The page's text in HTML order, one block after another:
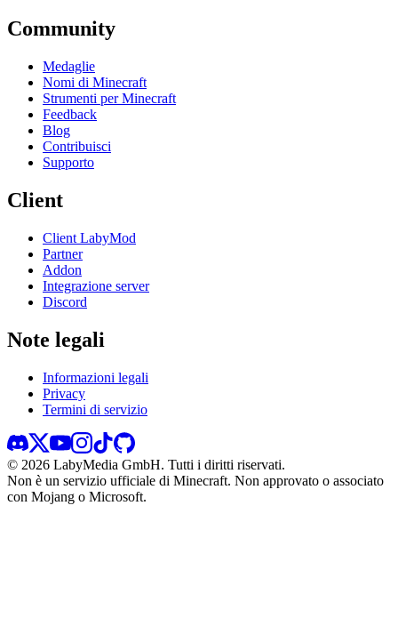
Community
Medaglie
Nomi di Minecraft
Strumenti per Minecraft
Feedback
Blog
Contribuisci
Supporto
Client
Client LabyMod
Partner
Addon
Integrazione server
Discord
Note legali
Informazioni legali
Privacy
Termini di servizio
© 2026 LabyMedia GmbH. Tutti i diritti riservati.
Non è un servizio ufficiale di Minecraft. Non approvato o associato
con Mojang o Microsoft.